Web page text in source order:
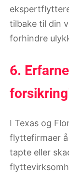
tilbake til din
forhindre
6.
I Texas og
flyttefirmaer
tapte eller